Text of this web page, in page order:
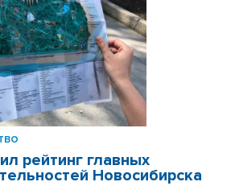
цикле «Лучшие материалы VN.RU за
рейтинг главных
Новосибирска